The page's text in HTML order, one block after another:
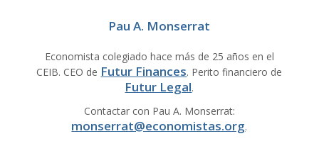
Pau A. Monserrat
Economista colegiado hace más de 25 años en el
CEIB. CEO de Futur Finances. Perito financiero de
Futur Legal.
Contactar con Pau A. Monserrat:
monserrat@economistas.org.